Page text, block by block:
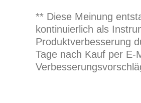
** Diese Meinung
kontinuierlich als
Produktverbesserung
Tage nach Kauf per E-